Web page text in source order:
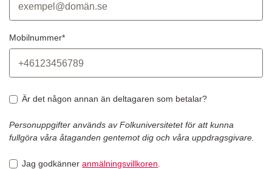
Mobilnummer*
Är det någon annan än deltagaren som betalar?
Personuppgifter används av Folkuniversitetet för att kunna
fullgöra våra åtaganden gentemot dig och våra uppdragsgivare.
Jag godkänneranmälningsvillkoren